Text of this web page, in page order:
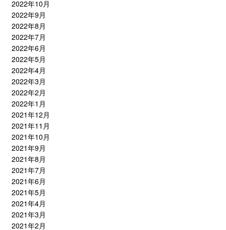
2022年10月
2022年9月
2022年8月
2022年7月
2022年6月
2022年5月
2022年4月
2022年3月
2022年2月
2022年1月
2021年12月
2021年11月
2021年10月
2021年9月
2021年8月
2021年7月
2021年6月
2021年5月
2021年4月
2021年3月
2021年2月